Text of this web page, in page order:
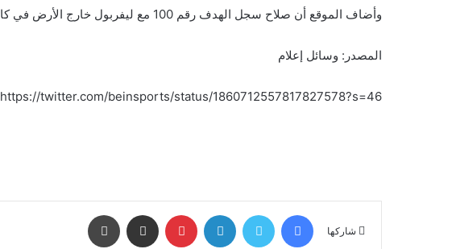
وأضاف الموقع أن صلاح سجل الهدف رقم 100 مع ليفربول خارج الأرض في كافة المسابقات.
المصدر: وسائل إعلام
https://twitter.com/beinsports/status/1860712557817827578?s=46
شاركها
فيسبوك تويتر لينكدإن بينتيريست مشاركة عبر البريد